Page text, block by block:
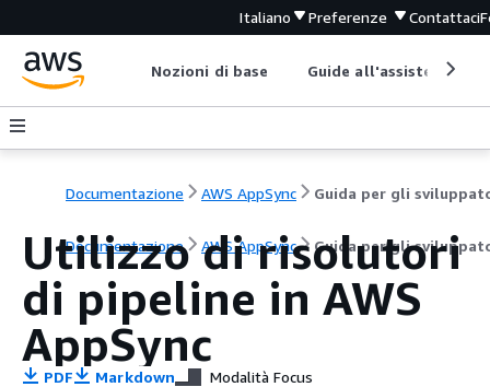
Italiano Preferenze Contattaci
Nozioni di base Guide all'assistenza
Documentazione AWS AppSync Guida per gli
Documentazione AWS AppSync Guida per gli
Utilizzo di risolutori
di pipeline in AWS
AppSync
PDF Markdown Modalità Focus